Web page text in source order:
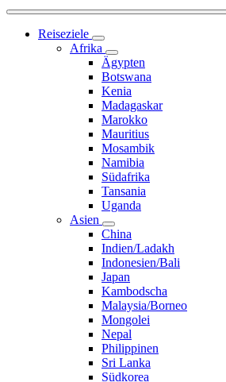
Reiseziele
Afrika
Ägypten
Botswana
Kenia
Madagaskar
Marokko
Mauritius
Mosambik
Namibia
Südafrika
Tansania
Uganda
Asien
China
Indien/Ladakh
Indonesien/Bali
Japan
Kambodscha
Malaysia/Borneo
Mongolei
Nepal
Philippinen
Sri Lanka
Südkorea